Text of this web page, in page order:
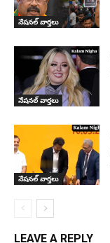
నేషనల్ వార్తలు
నేషనల్ వార్తలు
నేషనల్ వార్తలు
LEAVE A REPLY